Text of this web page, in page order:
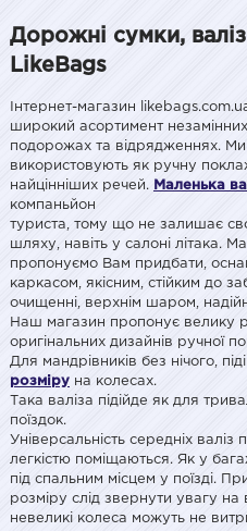
Дорожні сумки,
LikeBags
Інтернет-магазин
широкий асортимент
подорожах та відрядженнях. Ми
використовують як ручну
найцінніших речей.
Маленька
компаньйон
туриста, тому що не залишає
шляху, навіть у салоні літака.
пропонуємо Вам придбати,
каркасом, якісним, стійким до
очищенні, верхнім шаром,
Наш магазин пропонує велику
оригінальних дизайнів ручної
Для мандрівників без нічого,
розміру на колесах.
Така валіза підійде як для
поїздок.
Універсальність середніх
легкістю поміщаються. Як у
під спальним місцем у поїзді.
розміру слід звернути увагу на
невеликі колеса можуть не